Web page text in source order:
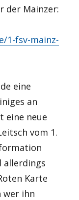
der Mainzer:
1-fsv-mainz-
eine
an
eine neue
vom 1.
allerdings
Karte
wer ihn